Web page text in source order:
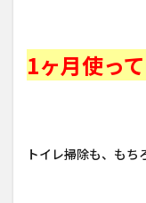
1ヶ月使っ
トイレ掃除も、もち